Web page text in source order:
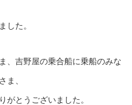
した。
、吉野屋の乗合船に乗船のみな
ま、
がとうございました。